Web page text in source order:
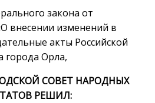
закона от
внесении изменений в
акты Российской
города Орла,
СОВЕТ НАРОДНЫХ
РЕШИЛ: